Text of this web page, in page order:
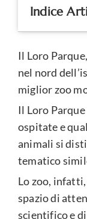
Indice
Il Loro
nel nord
miglior zoo
Il Loro
ospitate e
animali si
tematico
Lo zoo, infatti,
spazio di
scientifico e